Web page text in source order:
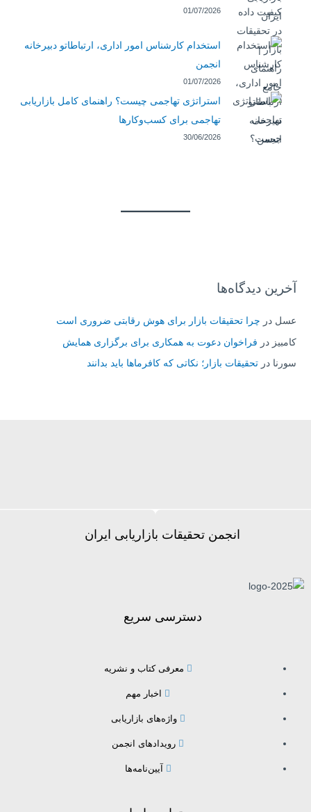
01/07/2026
استخدام کارشناس امور اداری، ارتباطاتو دبیرخانه
انجمن
01/07/2026
استراتژی تهاجمی چیست؟ راهنمای کامل بازاریابی
تهاجمی برای کسب‌وکارها
30/06/2026
آخرین دیدگاه‌ها
عسل در چرا تحقیقات بازار برای هوش رقابتی ضروری است
کامبیز در فراخوان دعوت به همکاری برای برگزاری همایش
سورنا درتحقیقات بازار؛ نکاتی که کافرماها باید بدانند
انجمن تحقیقات بازاریابی ایران
دسترسی سریع
معرفی کتاب و نشریه
اخبار مهم
واژه‌های بازاریابی
رویدادهای انجمن
آیین‌نامه‌ها